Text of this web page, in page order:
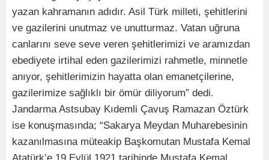
yazan kahramanın adıdır. Asil Türk milleti, şehitlerini
ve gazilerini unutmaz ve unutturmaz. Vatan uğruna
canlarını seve seve veren şehitlerimizi ve aramızdan
ebediyete irtihal eden gazilerimizi rahmetle, minnetle
anıyor, şehitlerimizin hayatta olan emanetçilerine,
gazilerimize sağlıklı bir ömür diliyorum” dedi.
Jandarma Astsubay Kıdemli Çavuş Ramazan Öztürk
ise konuşmasında; “Sakarya Meydan Muharebesinin
kazanılmasına müteakip Başkomutan Mustafa Kemal